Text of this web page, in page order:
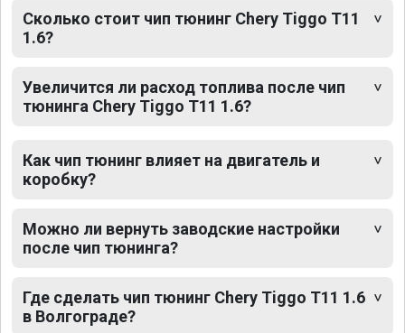
Сколько стоит чип тюнинг Chery Tiggo T11
1.6?
Увеличится ли расход топлива после чип
тюнинга Chery Tiggo T11 1.6?
Как чип тюнинг влияет на двигатель и
коробку?
Можно ли вернуть заводские настройки
после чип тюнинга?
Где сделать чип тюнинг Chery Tiggo T11 1.6
в Волгограде?